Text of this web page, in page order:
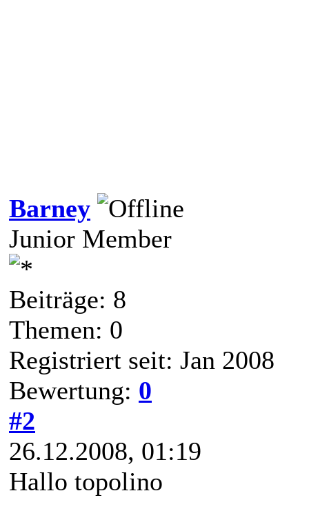
Barney
Junior Member
Beiträge: 8
Themen: 0
Registriert seit: Jan 2008
Bewertung: 0
#2
26.12.2008, 01:19
Hallo topolino